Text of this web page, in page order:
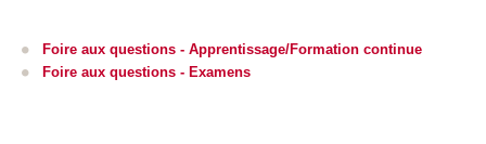
Foire aux questions - Apprentissage/Formation continue
Foire aux questions - Examens